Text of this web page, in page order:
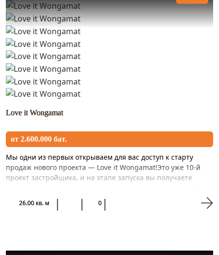
Love it Wongamat
от 2.600.000 бат.
Мы одни из первых открываем для вас доступ к старту
продаж нового проекта — Love it Wongamat!Это уже 10-й
проект застройщика, и на этапе запуска вы получаете
выбор планир...
26.00 кв. м 0